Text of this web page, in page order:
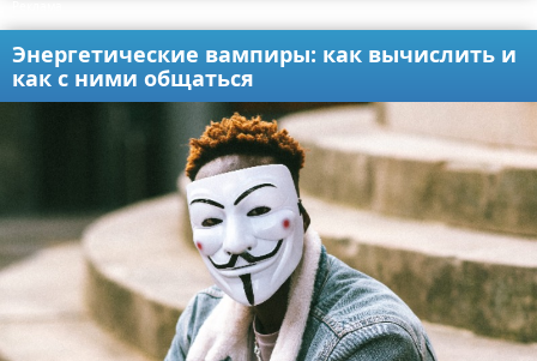
Энергетические вампиры: как вычислить и
как с ними общаться